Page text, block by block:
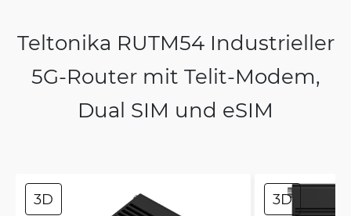
Teltonika RUTM54 Industrieller
5G-Router mit Telit-Modem,
Dual SIM und eSIM
3D 3D